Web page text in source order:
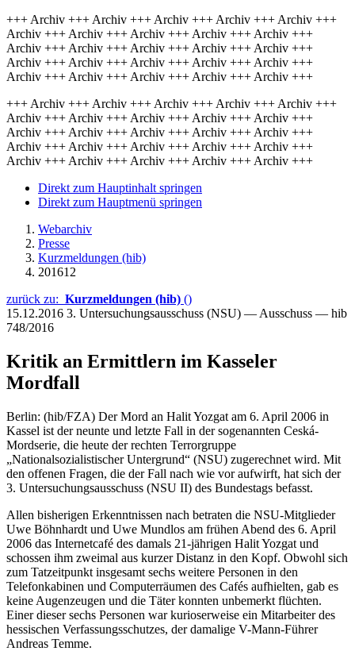
+++ Archiv +++ Archiv +++ Archiv +++ Archiv +++ Archiv +++
Archiv +++ Archiv +++ Archiv +++ Archiv +++ Archiv +++
Archiv +++ Archiv +++ Archiv +++ Archiv +++ Archiv +++
Archiv +++ Archiv +++ Archiv +++ Archiv +++ Archiv +++
Archiv +++ Archiv +++ Archiv +++ Archiv +++ Archiv +++
+++ Archiv +++ Archiv +++ Archiv +++ Archiv +++ Archiv +++
Archiv +++ Archiv +++ Archiv +++ Archiv +++ Archiv +++
Archiv +++ Archiv +++ Archiv +++ Archiv +++ Archiv +++
Archiv +++ Archiv +++ Archiv +++ Archiv +++ Archiv +++
Archiv +++ Archiv +++ Archiv +++ Archiv +++ Archiv +++
Direkt zum Hauptinhalt springen
Direkt zum Hauptmenü springen
Webarchiv
Presse
Kurzmeldungen (hib)
201612
zurück zu: Kurzmeldungen (hib) ()
15.12.2016 3. Untersuchungsausschuss (NSU) — Ausschuss — hib
748/2016
Kritik an Ermittlern im Kasseler
Mordfall
Berlin: (hib/FZA) Der Mord an Halit Yozgat am 6. April 2006 in
Kassel ist der neunte und letzte Fall in der sogenannten Ceská-
Mordserie, die heute der rechten Terrorgruppe
„Nationalsozialistischer Untergrund“ (NSU) zugerechnet wird. Mit
den offenen Fragen, die der Fall nach wie vor aufwirft, hat sich der
3. Untersuchungsausschuss (NSU II) des Bundestags befasst.
Allen bisherigen Erkenntnissen nach betraten die NSU-Mitglieder
Uwe Böhnhardt und Uwe Mundlos am frühen Abend des 6. April
2006 das Internetcafé des damals 21-jährigen Halit Yozgat und
schossen ihm zweimal aus kurzer Distanz in den Kopf. Obwohl sich
zum Tatzeitpunkt insgesamt sechs weitere Personen in den
Telefonkabinen und Computerräumen des Cafés aufhielten, gab es
keine Augenzeugen und die Täter konnten unbemerkt flüchten.
Einer dieser sechs Personen war kurioserweise ein Mitarbeiter des
hessischen Verfassungsschutzes, der damalige V-Mann-Führer
Andreas Temme.